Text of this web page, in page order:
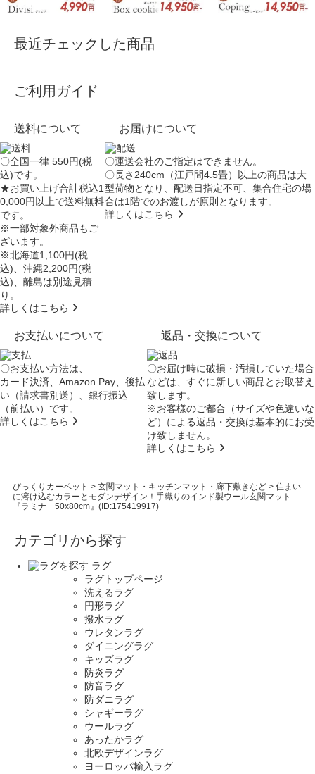
最近チェックした商品
ご利用ガイド
送料について
〇全国一律 550円(税
込)です。
★お買い上げ合計税込1
0,000円以上で送料無料
です。
※一部対象外商品もご
ざいます。
※北海道1,100円(税
込)、沖縄2,200円(税
込)、離島は別途見積
り。
詳しくはこちら
お届けについて
〇運送会社のご指定はできません。
〇長さ240cm（江戸間4.5畳）以上の商品は大
型荷物となり、配送日指定不可、集合住宅の場
合は1階でのお渡しが原則となります。
詳しくはこちら
お支払いについて
〇お支払い方法は、
カード決済、Amazon Pay、後払
い（請求書別送）、銀行振込
（前払い）です。
詳しくはこちら
返品・交換について
〇お届け時に破損・汚損していた場合
などは、すぐに新しい商品とお取替え
致します。
※お客様のご都合（サイズや色違いな
ど）による返品・交換は基本的にお受
け致しません。
詳しくはこちら
びっくりカーペット > 玄関マット・キッチンマット・廊下敷きなど> 住まい
に溶け込むカラーとモダンデザイン！手織りのインド製ウール玄関マット
『ラミナ 50x80cm』(ID:175419917)
カテゴリから探す
ラグ
ラグトップページ
洗えるラグ
円形ラグ
撥水ラグ
ウレタンラグ
ダイニングラグ
キッズラグ
防炎ラグ
防音ラグ
防ダニラグ
シャギーラグ
ウールラグ
あったかラグ
北欧デザインラグ
ヨーロッパ輸入ラグ